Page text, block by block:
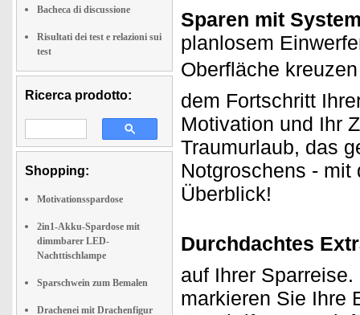
Bacheca di discussione
Risultati dei test e relazioni sui
test
Ricerca prodotto:
Shopping:
Motivationsspardose
2in1-Akku-Spardose mit
dimmbarer LED-
Nachttischlampe
Sparschwein zum Bemalen
Drachenei mit Drachenfigur
Sparen mit
planlosem
Oberfläche
dem Fortschritt
Motivation und Ihr
Traumurlaub, das
Notgroschens -
Überblick!
Durchdachtes
auf Ihrer
markieren Sie Ihre